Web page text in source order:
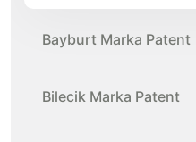
Bayburt Marka Patent
Bilecik Marka Patent